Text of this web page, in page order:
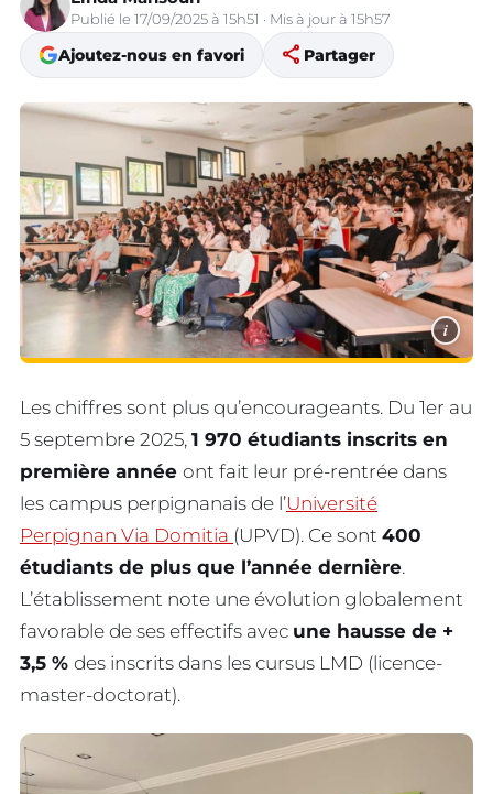
Publié le 17/09/2025 à 15h51 · Mis à jour à 15h57
Ajoutez-nous en favori share Partager
i
Les chiffres sont plus qu’encourageants. Du 1er au
5 septembre 2025, 1 970 étudiants inscrits en
première année ont fait leur pré-rentrée dans
les campus perpignanais de l’Université
Perpignan Via Domitia (UPVD). Ce sont 400
étudiants de plus que l’année dernière.
L’établissement note une évolution globalement
favorable de ses effectifs avec une hausse de +
3,5 % des inscrits dans les cursus LMD (licence-
master-doctorat).